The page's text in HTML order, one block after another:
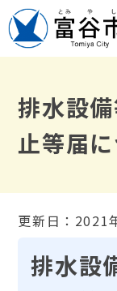
排水設
止等届
更新日：2021
排水設